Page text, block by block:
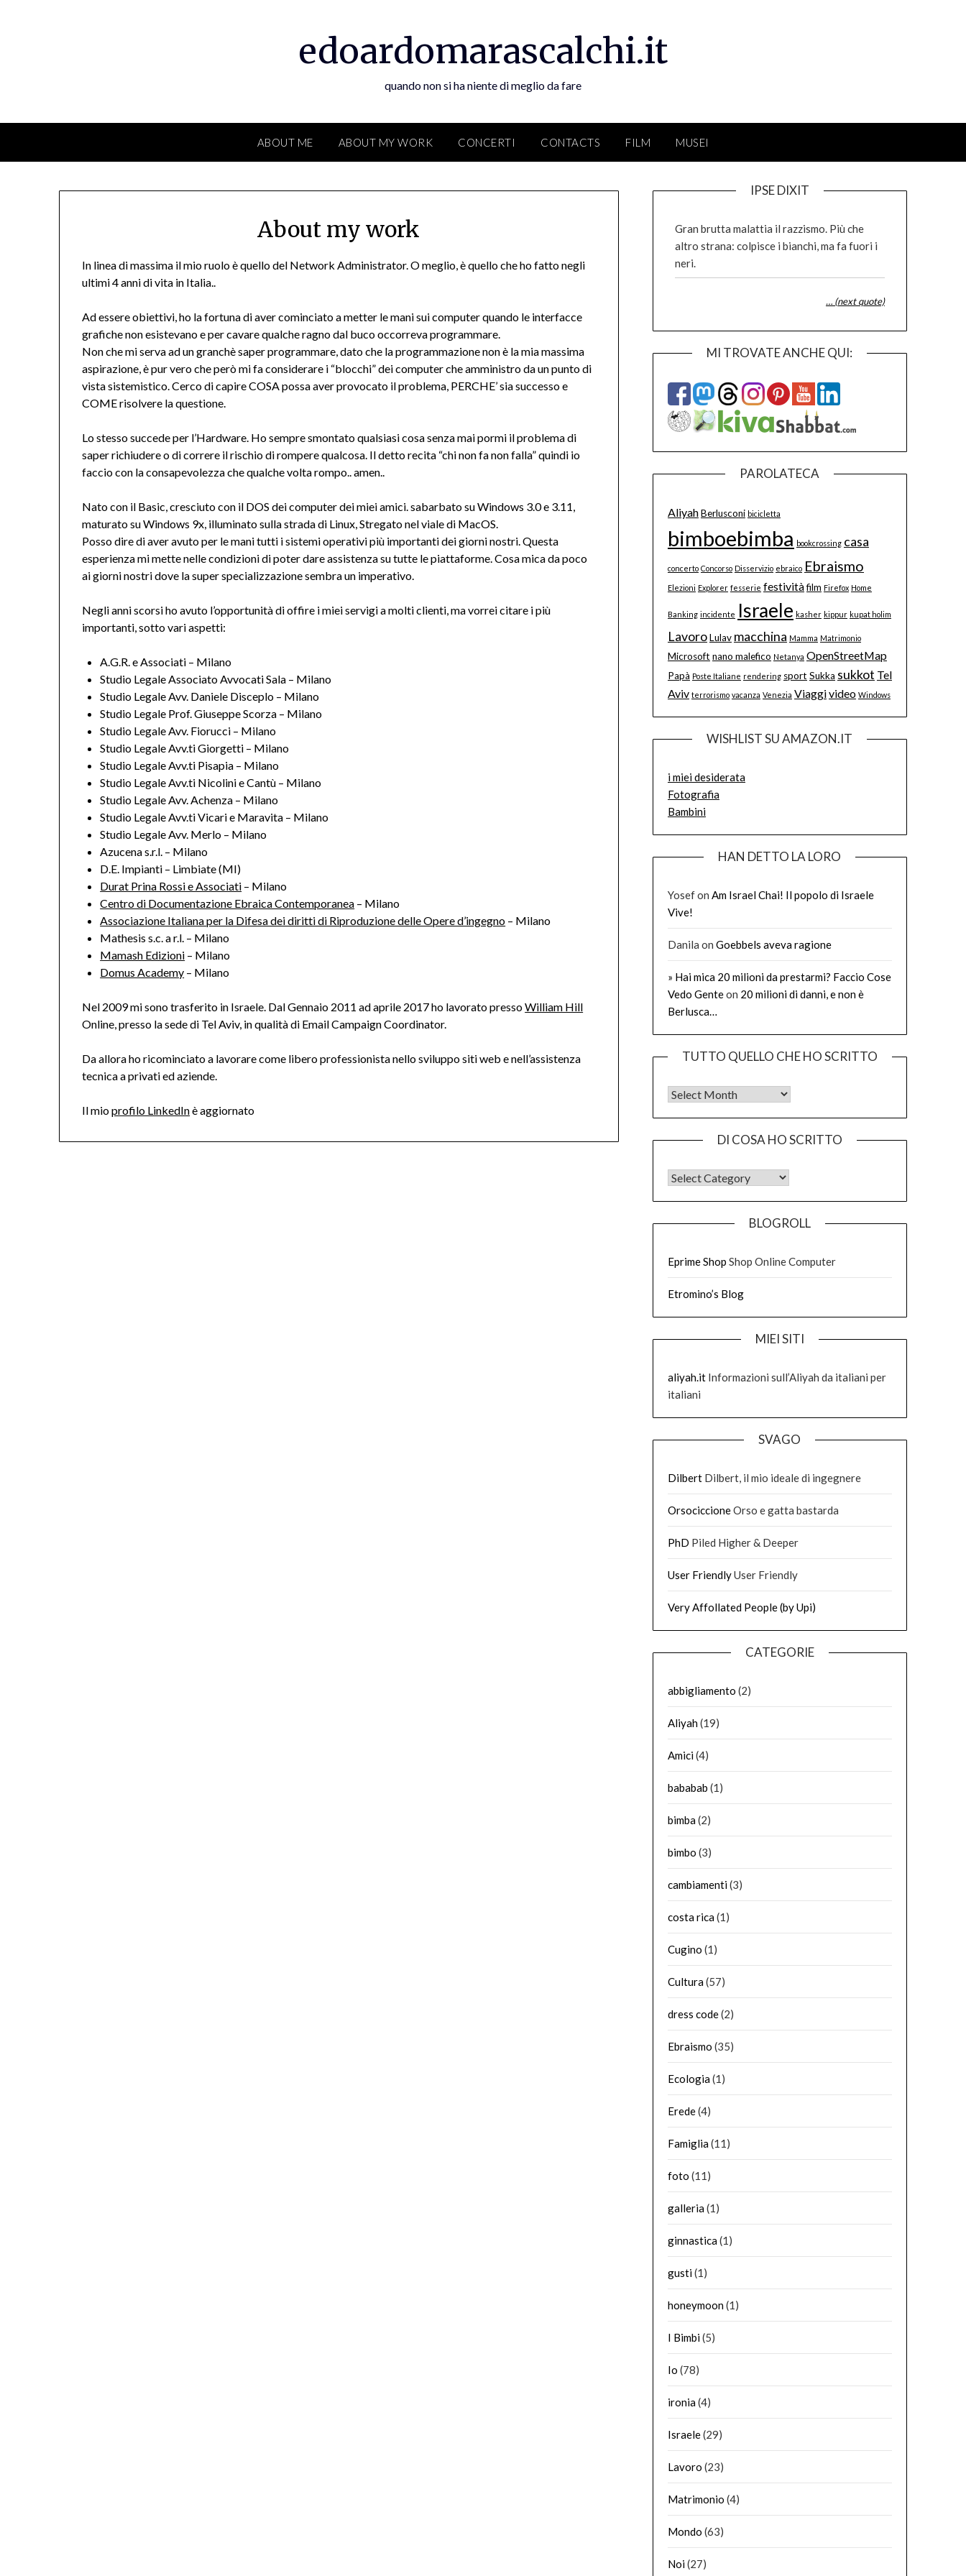
edoardomarascalchi.it
quando non si ha niente di meglio da fare
ABOUT ME ABOUT MY WORK CONCERTI CONTACTS FILM MUSEI
About my work
In linea di massima il mio ruolo è quello del Network Administrator. O meglio, è quello che ho fatto negli
ultimi 4 anni di vita in Italia..
Ad essere obiettivi, ho la fortuna di aver cominciato a metter le mani sui computer quando le interfacce
grafiche non esistevano e per cavare qualche ragno dal buco occorreva programmare.
Non che mi serva ad un granchè saper programmare, dato che la programmazione non è la mia massima
aspirazione, è pur vero che però mi fa considerare i “blocchi” dei computer che amministro da un punto di
vista sistemistico. Cerco di capire COSA possa aver provocato il problema, PERCHE’ sia successo e
COME risolvere la questione.
Lo stesso succede per l’Hardware. Ho sempre smontato qualsiasi cosa senza mai pormi il problema di
saper richiudere o di correre il rischio di rompere qualcosa. Il detto recita “chi non fa non falla” quindi io
faccio con la consapevolezza che qualche volta rompo.. amen..
Nato con il Basic, cresciuto con il DOS dei computer dei miei amici. sabarbato su Windows 3.0 e 3.11,
maturato su Windows 9x, illuminato sulla strada di Linux, Stregato nel viale di MacOS.
Posso dire di aver avuto per le mani tutti i sistemi operativi più importanti dei giorni nostri. Questa
esperienza mi mette nelle condizioni di poter dare assistenza su tutte le piattaforme. Cosa mica da poco
ai giorni nostri dove la super specializzazione sembra un imperativo.
Negli anni scorsi ho avuto l’opportunità di offire i miei servigi a molti clienti, ma vorrei citare i più
importanti, sotto vari aspetti:
A.G.R. e Associati – Milano
Studio Legale Associato Avvocati Sala – Milano
Studio Legale Avv. Daniele Disceplo – Milano
Studio Legale Prof. Giuseppe Scorza – Milano
Studio Legale Avv. Fiorucci – Milano
Studio Legale Avv.ti Giorgetti – Milano
Studio Legale Avv.ti Pisapia – Milano
Studio Legale Avv.ti Nicolini e Cantù – Milano
Studio Legale Avv. Achenza – Milano
Studio Legale Avv.ti Vicari e Maravita – Milano
Studio Legale Avv. Merlo – Milano
Azucena s.r.l. – Milano
D.E. Impianti – Limbiate (MI)
Durat Prina Rossi e Associati – Milano
Centro di Documentazione Ebraica Contemporanea – Milano
Associazione Italiana per la Difesa dei diritti di Riproduzione delle Opere d’ingegno – Milano
Mathesis s.c. a r.l. – Milano
Mamash Edizioni – Milano
Domus Academy – Milano
Nel 2009 mi sono trasferito in Israele. Dal Gennaio 2011 ad aprile 2017 ho lavorato pressoWilliam Hill
Online, presso la sede di Tel Aviv, in qualità di Email Campaign Coordinator.
Da allora ho ricominciato a lavorare come libero professionista nello sviluppo siti web e nell’assistenza
tecnica a privati ed aziende.
Il mioprofilo LinkedInè aggiornato
IPSE DIXIT
Gran brutta malattia il razzismo. Più che
altro strana: colpisce i bianchi, ma fa fuori i
neri.
… (next quote)
MI TROVATE ANCHE QUI:
PAROLATECA
AliyahBerlusconi bicicletta
bimboebimba bookcrossing casa
concerto Concorso Disservizio ebraico Ebraismo
Elezioni Explorer fesserie festivitàfilm Firefox Home
Banking incidente Israele kasher kippur kupat holim
LavoroLulav macchina Mamma Matrimonio
Microsoft nano malefico Netanya OpenStreetMap
Papà Poste Italiane rendering sport Sukka sukkot Tel
Aviv terrorismo vacanza Venezia Viaggivideo Windows
WISHLIST SU AMAZON.IT
i miei desiderata
Fotografia
Bambini
HAN DETTO LA LORO
Yosefon Am Israel Chai! Il popolo di Israele
Vive!
Danila on Goebbels aveva ragione
» Hai mica 20 milioni da prestarmi? Faccio Cose
Vedo Genteon 20 milioni di danni, e non è
Berlusca…
TUTTO QUELLO CHE HO SCRITTO
Tutto quello che ho scritto
DI COSA HO SCRITTO
DI COSA HO SCRITTO
BLOGROLL
Eprime Shop Shop Online Computer
Etromino’s Blog
MIEI SITI
aliyah.itInformazioni sull’Aliyah da italiani per
italiani
SVAGO
DilbertDilbert, il mio ideale di ingegnere
OrsociccioneOrso e gatta bastarda
PhD Piled Higher & Deeper
User FriendlyUser Friendly
Very Affollated People (by Upi)
CATEGORIE
abbigliamento (2)
Aliyah(19)
Amici(4)
bababab (1)
bimba(2)
bimbo (3)
cambiamenti(3)
costa rica(1)
Cugino (1)
Cultura(57)
dress code(2)
Ebraismo (35)
Ecologia(1)
Erede(4)
Famiglia(11)
foto (11)
galleria(1)
ginnastica(1)
gusti(1)
honeymoon(1)
I Bimbi(5)
Io (78)
ironia(4)
Israele(29)
Lavoro (23)
Matrimonio (4)
Mondo (63)
Noi(27)